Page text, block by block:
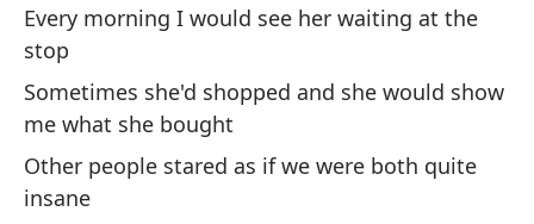
Every morning I would see her waiting at the
stop
Sometimes she'd shopped and she would show
me what she bought
Other people stared as if we were both quite
insane